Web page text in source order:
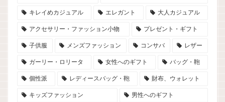
キレイめカジュアル エレガント 大人カジュアル
アクセサリー・ファッション小物 プレゼント・ギフト
子供服 メンズファッション コンサバ レザー
ガーリー・ロリータ 女性へのギフト バッグ・鞄
個性派 レディースバッグ・鞄 財布、ウォレット
キッズファッション 男性へのギフト